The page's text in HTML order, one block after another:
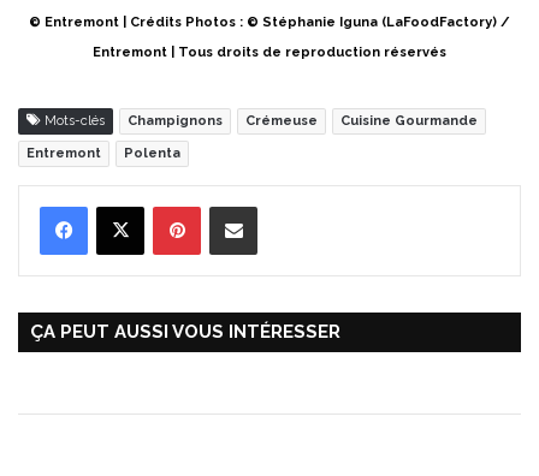
© Entremont | Crédits Photos : © Stéphanie Iguna (LaFoodFactory) /
Entremont | Tous droits de reproduction réservés
Mots-clés Champignons Crémeuse Cuisine Gourmande
Entremont Polenta
ÇA PEUT AUSSI VOUS INTÉRESSER